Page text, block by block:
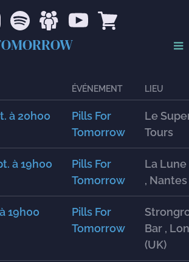
ÉVÉNEMENT LIEU
à 20h00
Pills For
Tomorrow
Le
Tours
à19h00
Pills For
Tomorrow
La Lune
, Nantes
à19h00
Pills For
Tomorrow
Bar ,
(UK)